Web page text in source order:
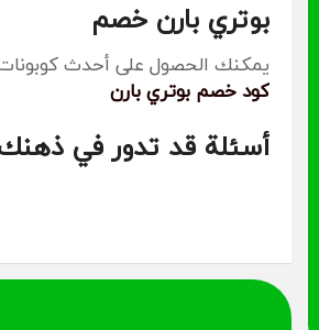
بوتري بارن خصم
يمكنك الحصول على أحدث
كود خصم بوتري بارن
أسئلة قد تدور في
موقع بوتري بارن من الإمارات أو